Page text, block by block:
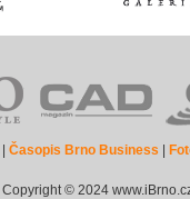
|Časopis Brno Business
Copyright © 2024